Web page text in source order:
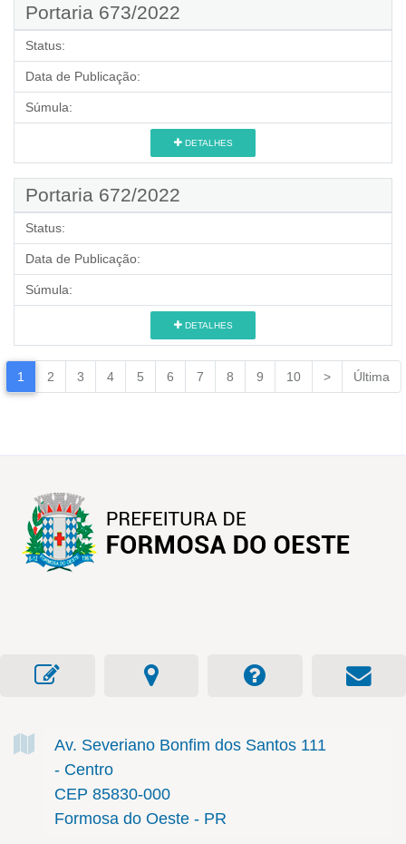
Portaria 673/2022
Status:
Data de Publicação:
Súmula:
DETALHES
Portaria 672/2022
Status:
Data de Publicação:
Súmula:
DETALHES
1 2 3 4 5 6 7 8 9 10 > Última
Av. Severiano Bonfim dos Santos 111
- Centro
CEP 85830-000
Formosa do Oeste - PR